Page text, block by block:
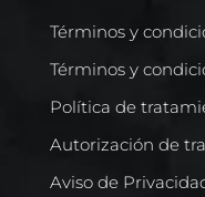
Términos y
Términos y
Política de
Autorización de
Aviso de